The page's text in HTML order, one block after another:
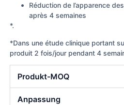
Réduction de l’apparence
après 4 semaines
*.
*Dans une étude clinique portant
produit 2 fois/jour pendant 4
Produkt-MOQ
Anpassung